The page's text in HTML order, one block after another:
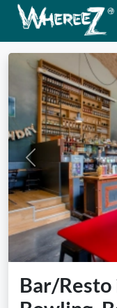
Previous
Bar/